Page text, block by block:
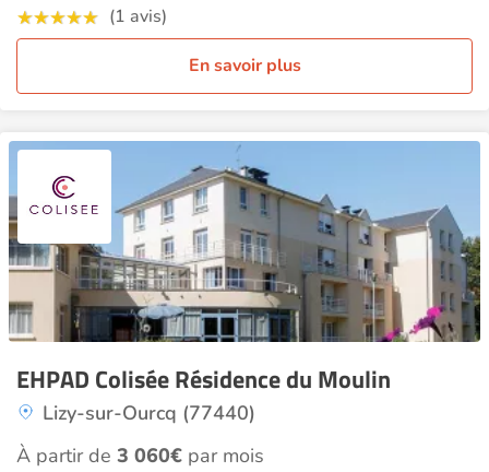
(1 avis)
En savoir plus
EHPAD Colisée Résidence du Moulin
Lizy-sur-Ourcq (77440)
À partir de 3 060€ par mois